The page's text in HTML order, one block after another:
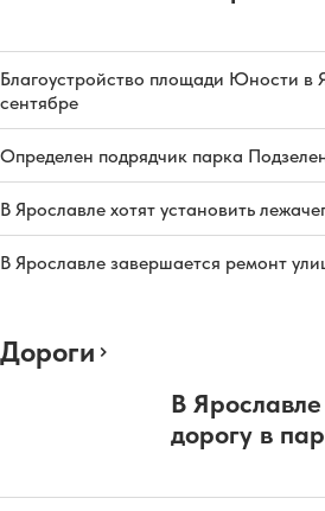
Благоустройство площади Юности в
сентябре
Определен подрядчик парка
В Ярославле хотят установить
В Ярославле завершается ремонт
Дороги
В
дорогу в